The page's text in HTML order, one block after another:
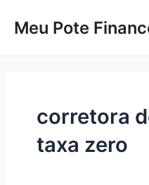
Meu Pote
corretora
taxa zero